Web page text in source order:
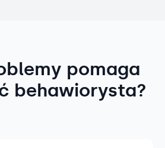
pomaga
behawiorysta?